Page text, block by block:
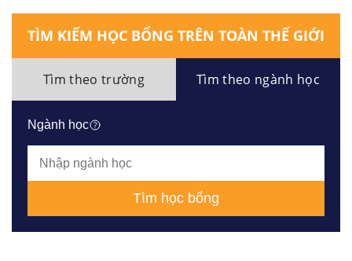
TÌM KIẾM HỌC BỔNG TRÊN TOÀN THẾ GIỚI
Tìm theo trường Tìm theo ngành học
Ngành học
Tìm học bổng